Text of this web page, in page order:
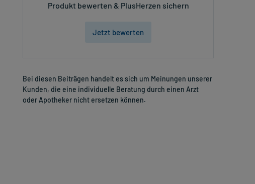
Produkt bewerten & PlusHerzen sichern
Jetzt bewerten
Bei diesen Beiträgen handelt es sich um Meinungen unserer
Kunden, die eine individuelle Beratung durch einen Arzt
oder Apotheker nicht ersetzen können.